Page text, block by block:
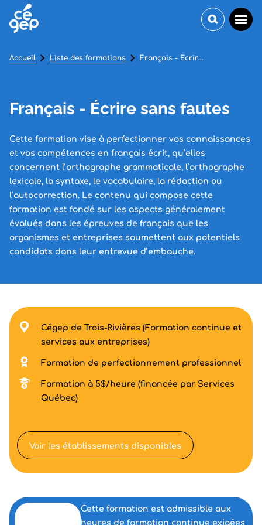
Français - Écrire sans fautes
Cette formation vise à perfectionner vos connaissances
et vos compétences en français écrit, qu’elles
concernent l’orthographe grammaticale, l’orthographe
lexicale, la syntaxe, le vocabulaire, la rédaction ou
l’autocorrection. Le contenu qui compose cette
formation est fondé sur les aspects généralement
évalués dans les épreuves de français que les
organismes et entreprises soumettent aux potentiels
candidats dans leur entrevue d’embauche.
Accueil Liste des formations Français - Écrire sans fautes
Cégep de Trois-Rivières (Formation continue et
services aux entreprises)
Formation de perfectionnement professionnel
Formation à 5$/heure (financée par Services
Québec)
Voir les établissements disponibles
Cette formation est admissible aux
heures de formation continue exigées